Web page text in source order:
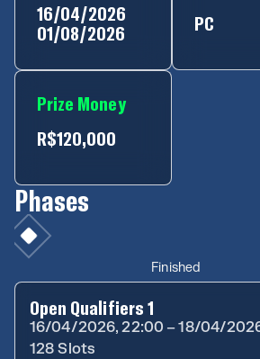
16/04/2026
01/08/2026
PC
Prize Money
R$120,000
Phases
Finished
Open Qualifiers 1
16/04/2026, 22:00 – 18/04/
128 Slots